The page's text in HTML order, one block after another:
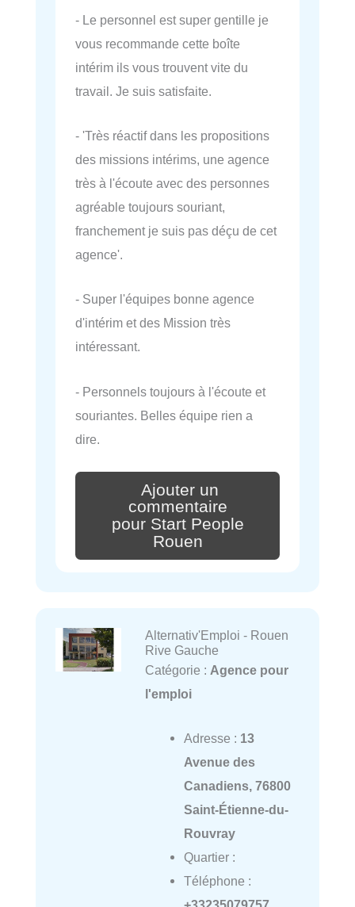
- Le personnel est super gentille je
vous recommande cette boîte
intérim ils vous trouvent vite du
travail. Je suis satisfaite.
- 'Très réactif dans les propositions
des missions intérims, une agence
très à l'écoute avec des personnes
agréable toujours souriant,
franchement je suis pas déçu de cet
agence'.
- Super l'équipes bonne agence
d'intérim et des Mission très
intéressant.
- Personnels toujours à l'écoute et
souriantes. Belles équipe rien a
dire.
Ajouter un
commentaire
pour Start People
Rouen
Alternativ'Emploi - Rouen
Rive Gauche
Catégorie : Agence pour
l'emploi
Adresse : 13
Avenue des
Canadiens, 76800
Saint-Étienne-du-
Rouvray
Quartier :
Téléphone :